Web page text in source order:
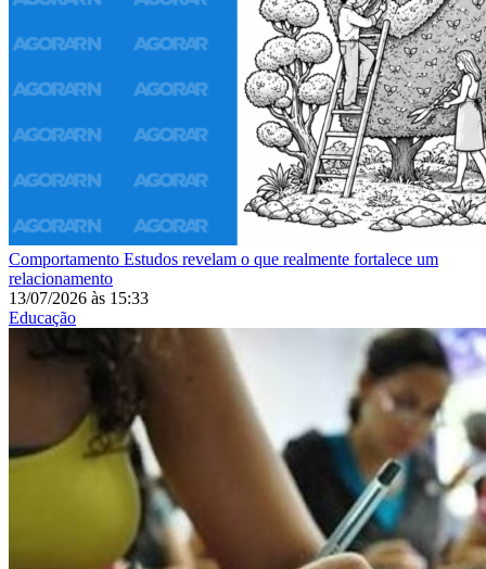
Comportamento Estudos revelam o que realmente fortalece um
relacionamento
13/07/2026 às 15:33
Educação